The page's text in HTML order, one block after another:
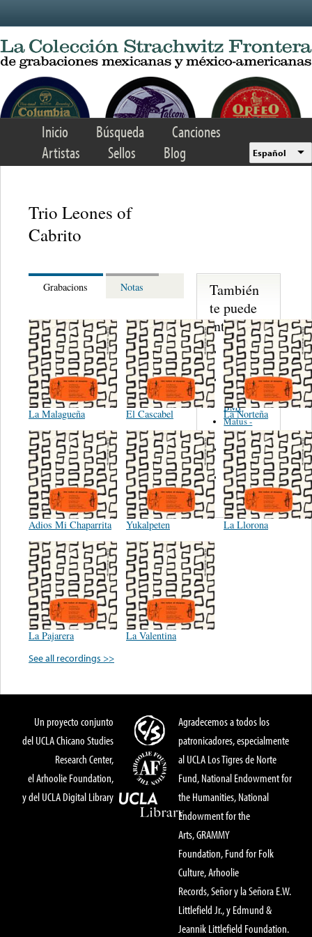
Inicio Búsqueda
Canciones
Artistas
Sellos Blog Español
Trio Leones of
Cabrito
Grabacions Notas
La Malagueña El Cascabel La Norteña
Adios Mi Chaparrita Yukalpeten La Llorona
La Pajarera
La Valentina
See all recordings >>
También
te puede
interesar...
Martinez,
Felipe
Performance
Music Co.
BMI
Matus -
Rodriguez
Carleton -
Dixon
Abreu -
Oliverira
Un proyecto conjunto
del UCLA Chicano Studies
Research Center,
el Arhoolie Foundation,
y del UCLA Digital Library
Agradecemos a todos los
patronicadores, especialmente
al UCLA Los Tigres de Norte
Fund, National Endowment for
the Humanities, National
Endowment for the
Arts, GRAMMY
Foundation, Fund for Folk
Culture, Arhoolie
Records, Señor y la Señora E.W.
Littlefield Jr., y Edmund &
Jeannik Littlefield Foundation.